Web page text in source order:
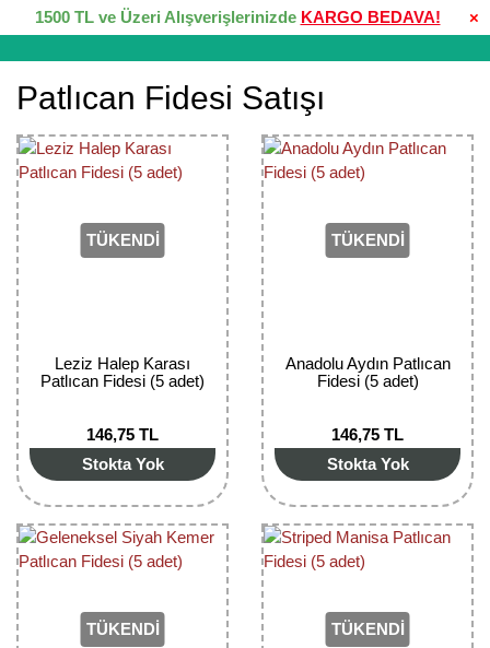
×
1500 TL ve Üzeri Alışverişlerinizde KARGO BEDAVA!
Patlıcan Fidesi Satışı
TÜKENDİ
Leziz Halep Karası
Patlıcan Fidesi (5 adet)
146,75 TL
Stokta Yok
TÜKENDİ
Anadolu Aydın Patlıcan
Fidesi (5 adet)
146,75 TL
Stokta Yok
TÜKENDİ TÜKENDİ